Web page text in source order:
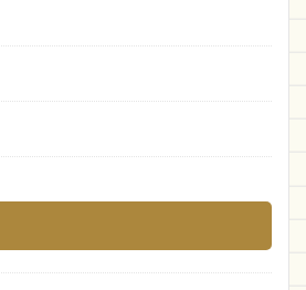
MITSUZOIN コロナ
偽物